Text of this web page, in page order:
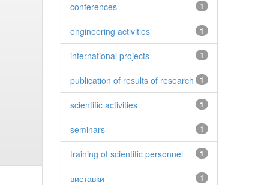
1
conferences
1
engineering activities
1
international projects
1
publication of results of research
1
scientific activities
1
seminars
1
training of scientific personnel
1
виставки